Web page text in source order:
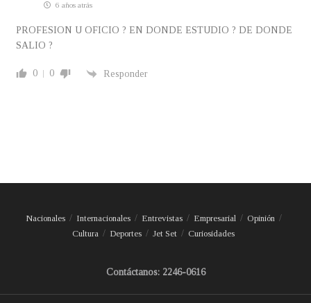
6 años atrás
PROFESION U OFICIO ? EN DONDE ESTUDIO ? DE DONDE
SALIO ?
0 0 Responder
Nacionales Internacionales Entrevistas Empresarial
Opinión
Cultura
Deportes Jet Set Curiosidades
Contáctanos: 2246-0616